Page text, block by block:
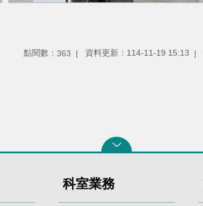
點閱數： 363 資料更新：114-11-19 15:13
科室業務